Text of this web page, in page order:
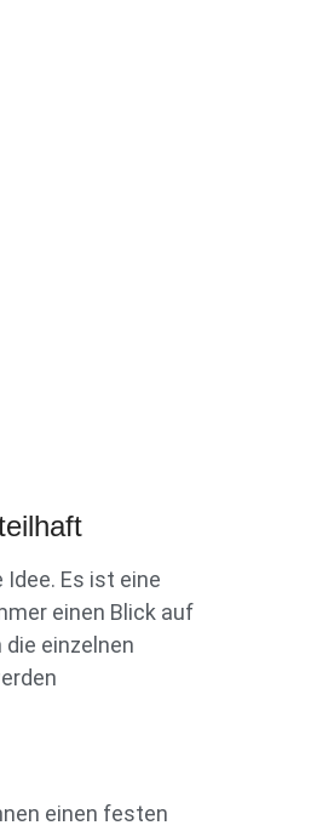
Es ist eine
einen Blick auf
einzelnen
einen festen